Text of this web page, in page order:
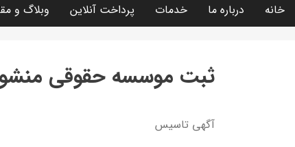
خانه درباره ما خدمات پرداخت آنلاین وبلاگ و
ثبت موسسه حقوقی
آگهي تاسيس